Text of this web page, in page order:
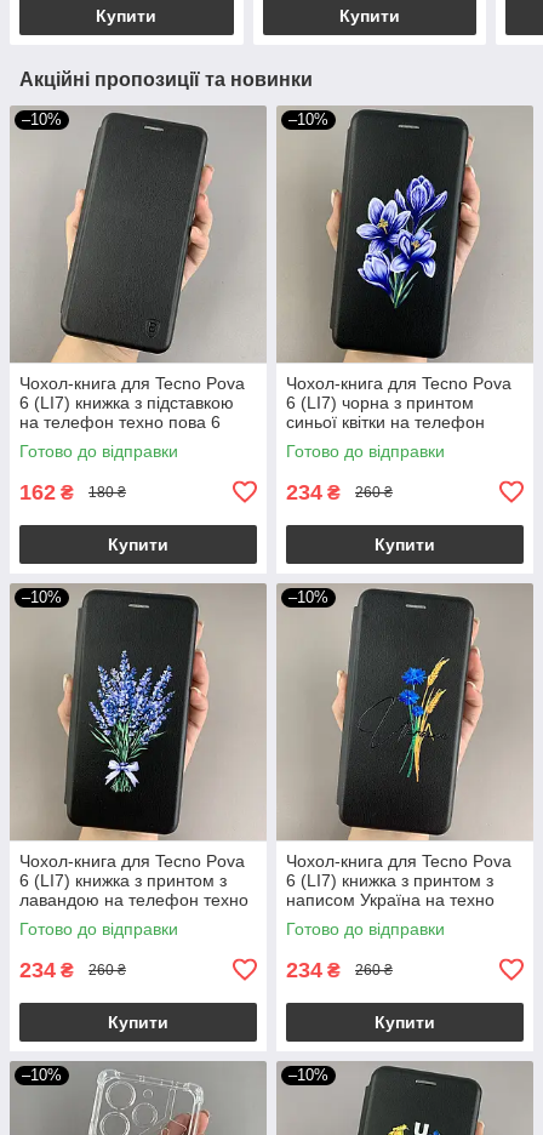
Купити Купити
Акційні пропозиції та новинки
–10%
Чохол-книга для Tecno Pova
6 (LI7) книжка з підставкою
на телефон техно пова 6
чорна stn
Готово до відправки
162 ₴ 180 ₴
Купити
–10%
Чохол-книга для Tecno Pova
6 (LI7) чорна з принтом
синьої квітки на телефон
техно пова 6 q06r
Готово до відправки
234 ₴ 260 ₴
Купити
–10%
Чохол-книга для Tecno Pova
6 (LI7) книжка з принтом з
лавандою на телефон техно
пова 6 чорна q07w
Готово до відправки
234 ₴ 260 ₴
Купити
–10%
Чохол-книга для Tecno Pova
6 (LI7) книжка з принтом з
написом Україна на техно
пова 6 чорна q04j
Готово до відправки
234 ₴ 260 ₴
Купити
–10% –10%